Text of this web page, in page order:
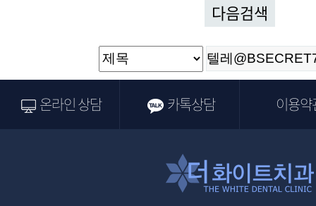
다음검색
온라인 상담 카톡상담 이용약